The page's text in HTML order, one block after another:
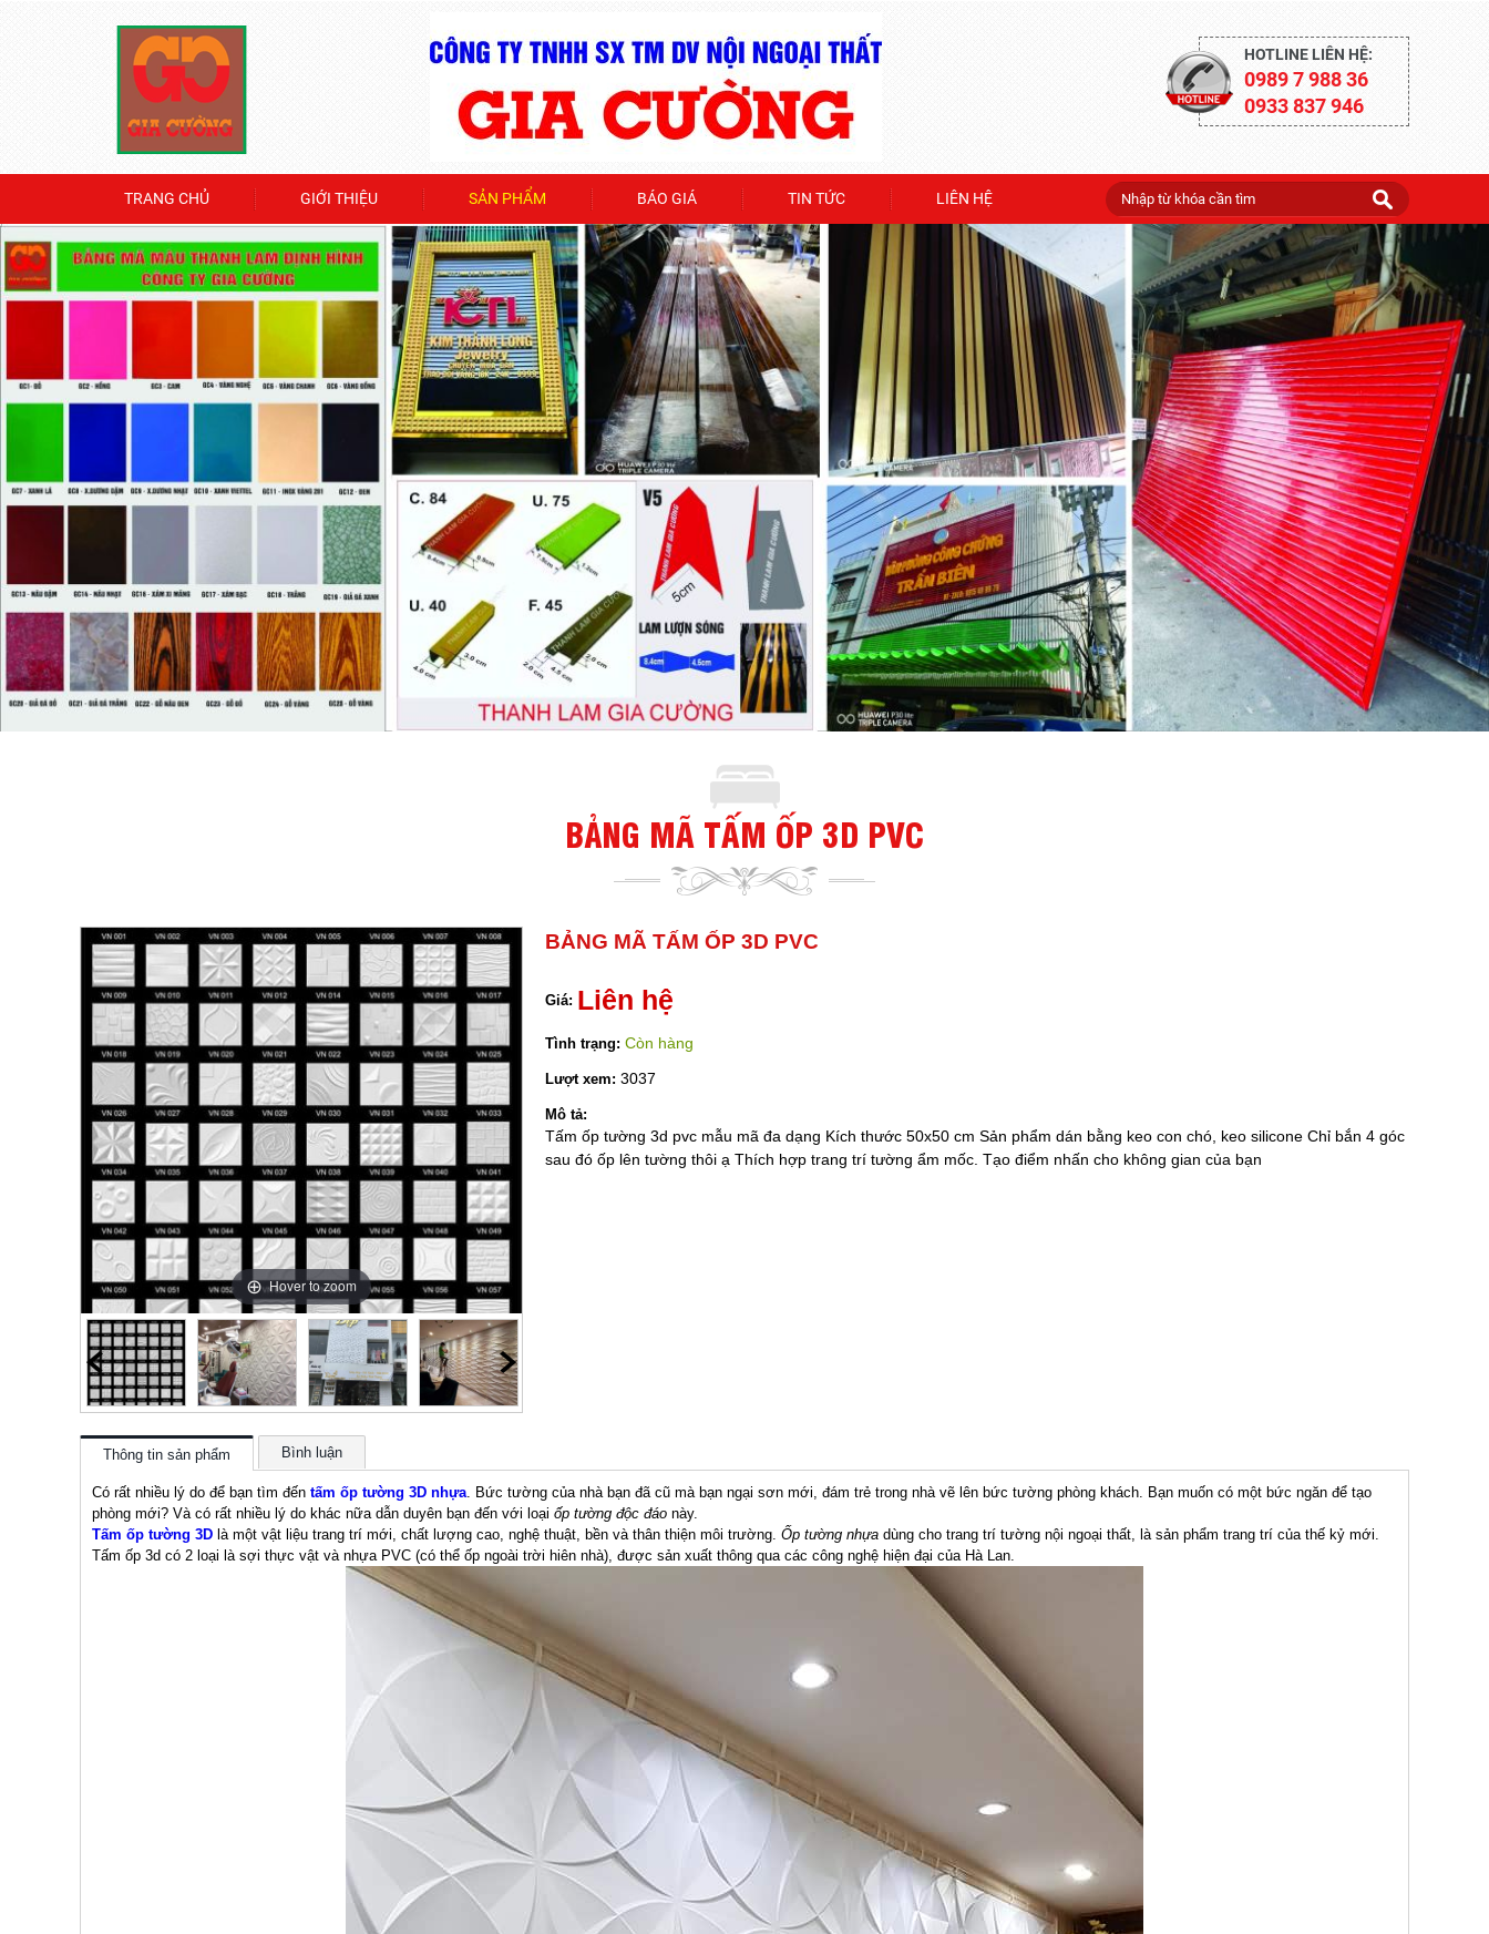
HOTLINE LIÊN HỆ:
0989 7 988 36
0933 837 946
TRANG CHỦ GIỚI THIỆU SẢN PHẨM BÁO GIÁ TIN TỨC LIÊN HỆ
BẢNG MÃ TẤM ỐP 3D PVC
Hover to zoom
BẢNG MÃ TẤM ỐP 3D PVC
Giá: Liên hệ
Tình trạng: Còn hàng
Lượt xem: 3037
Mô tả:
Tấm ốp tường 3d pvc mẫu mã đa dạng Kích thước 50x50 cm Sản phẩm dán bằng keo con chó, keo silicone Chỉ bắn 4 góc
sau đó ốp lên tường thôi ạ Thích hợp trang trí tường ẩm mốc. Tạo điểm nhấn cho không gian của bạn
Thông tin sản phẩm Bình luận
Có rất nhiều lý do để bạn tìm đến tấm ốp tường 3D nhựa. Bức tường của nhà bạn đã cũ mà bạn ngại sơn mới, đám trẻ trong nhà vẽ lên bức tường phòng khách. Bạn muốn có một bức ngăn để tạo
phòng mới? Và có rất nhiều lý do khác nữa dẫn duyên bạn đến với loại ốp tường độc đáo này.
Tấm ốp tường 3D là một vật liệu trang trí mới, chất lượng cao, nghệ thuật, bền và thân thiện môi trường. Ốp tường nhựa dùng cho trang trí tường nội ngoại thất, là sản phẩm trang trí của thế kỷ mới.
Tấm ốp 3d có 2 loại là sợi thực vật và nhựa PVC (có thể ốp ngoài trời hiên nhà), được sản xuất thông qua các công nghệ hiện đại của Hà Lan.